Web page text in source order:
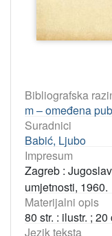
Bibliografska
m – omeđena
Suradnici
Babić, Ljubo
Impresum
Zagreb :
umjetnosti, 1960.
Materijalni opis
80 str. : ilustr. ; 20
Jezik teksta